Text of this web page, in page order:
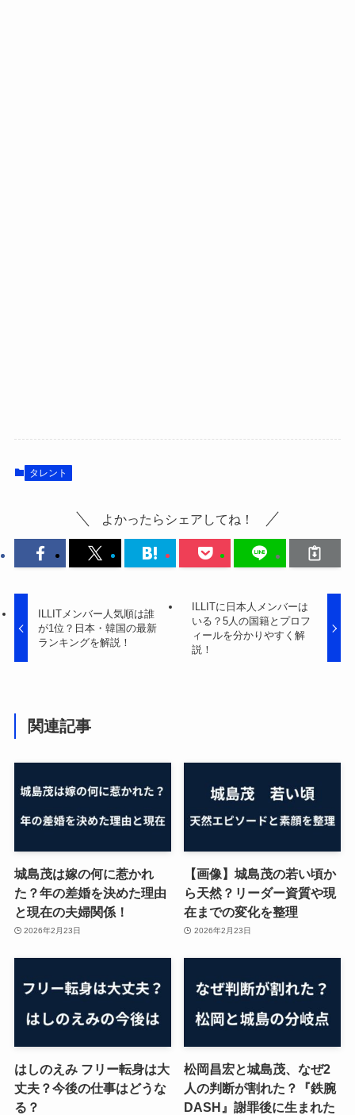
タレント
よかったらシェアしてね！
ILLITメンバー人気順は誰
が1位？日本・韓国の最新
ランキングを解説！
ILLITに日本人メンバーは
いる？5人の国籍とプロフ
ィールを分かりやすく解
説！
関連記事
城島茂は嫁の何に惹かれ
た？年の差婚を決めた理由
と現在の夫婦関係！
2026年2月23日
【画像】城島茂の若い頃か
ら天然？リーダー資質や現
在までの変化を整理
2026年2月23日
はしのえみ フリー転身は大
丈夫？今後の仕事はどうな
る？
松岡昌宏と城島茂、なぜ2
人の判断が割れた？『鉄腕
DASH』謝罪後に生まれた